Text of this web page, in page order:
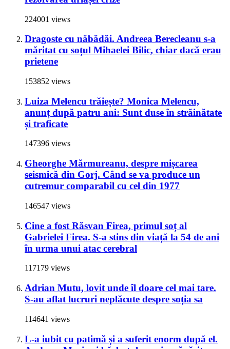
224001 views
Dragoste cu năbădăi. Andreea Berecleanu s-a
măritat cu soțul Mihaelei Bilic, chiar dacă erau
prietene
153852 views
Luiza Melencu trăiește? Monica Melencu,
anunț după patru ani: Sunt duse în străinătate
și traficate
147396 views
Gheorghe Mărmureanu, despre mișcarea
seismică din Gorj. Când se va produce un
cutremur comparabil cu cel din 1977
146547 views
Cine a fost Răsvan Firea, primul soț al
Gabrielei Firea. S-a stins din viață la 54 de ani
în urma unui atac cerebral
117179 views
Adrian Mutu, lovit unde îl doare cel mai tare.
S-au aflat lucruri neplăcute despre soția sa
114641 views
L-a iubit cu patimă și a suferit enorm după el.